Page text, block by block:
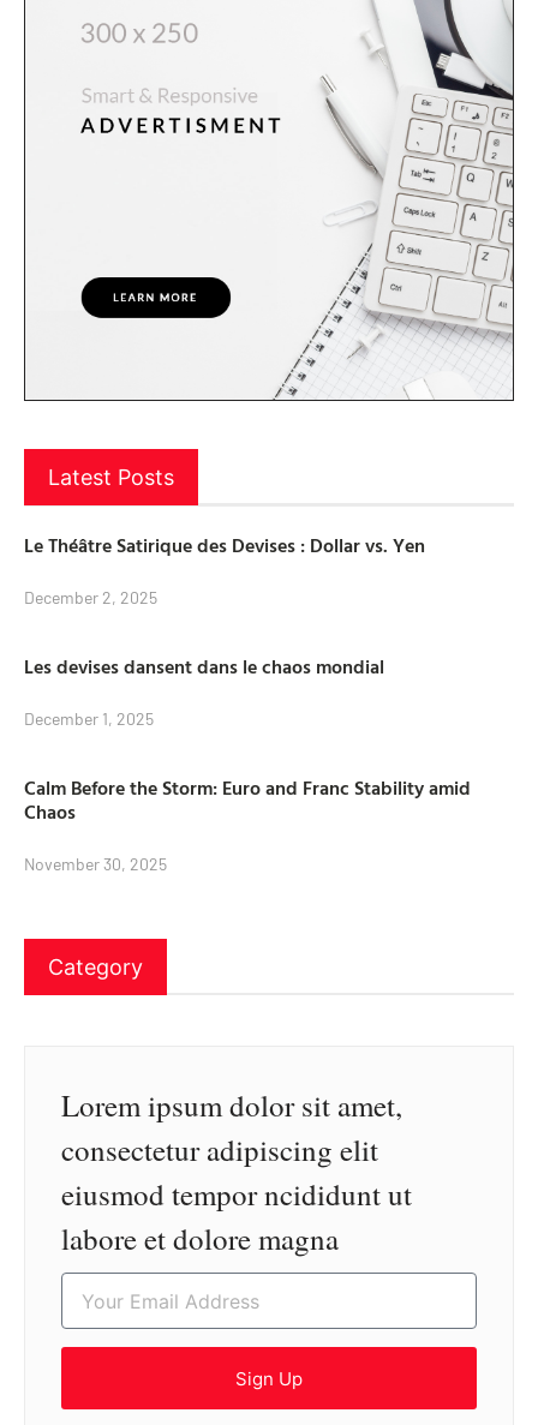
Latest Posts
Le Théâtre Satirique des Devises : Dollar vs. Yen
December 2, 2025
Les devises dansent dans le chaos mondial
December 1, 2025
Calm Before the Storm: Euro and Franc Stability amid
Chaos
November 30, 2025
Category
Lorem ipsum dolor sit amet,
consectetur adipiscing elit
eiusmod tempor ncididunt ut
labore et dolore magna
Sign Up